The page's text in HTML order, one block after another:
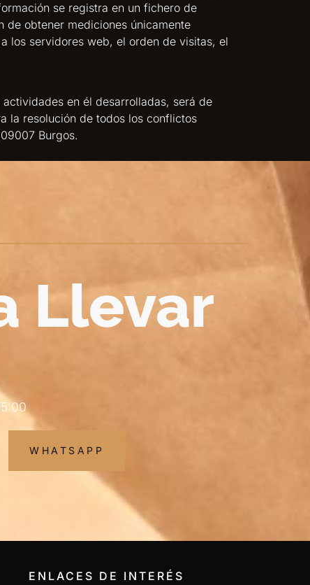
se registra en un fichero de
obtener mediciones únicamente
los servidores web, el orden de visitas, el
en él desarrolladas, será de
la resolución de todos los conflictos
Burgos.
Llevar
WHATSAPP
ENLACES DE INTERÉS